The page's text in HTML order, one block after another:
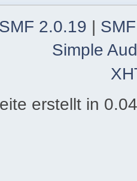
SMF 2.0.19 |
Simple
erstellt in